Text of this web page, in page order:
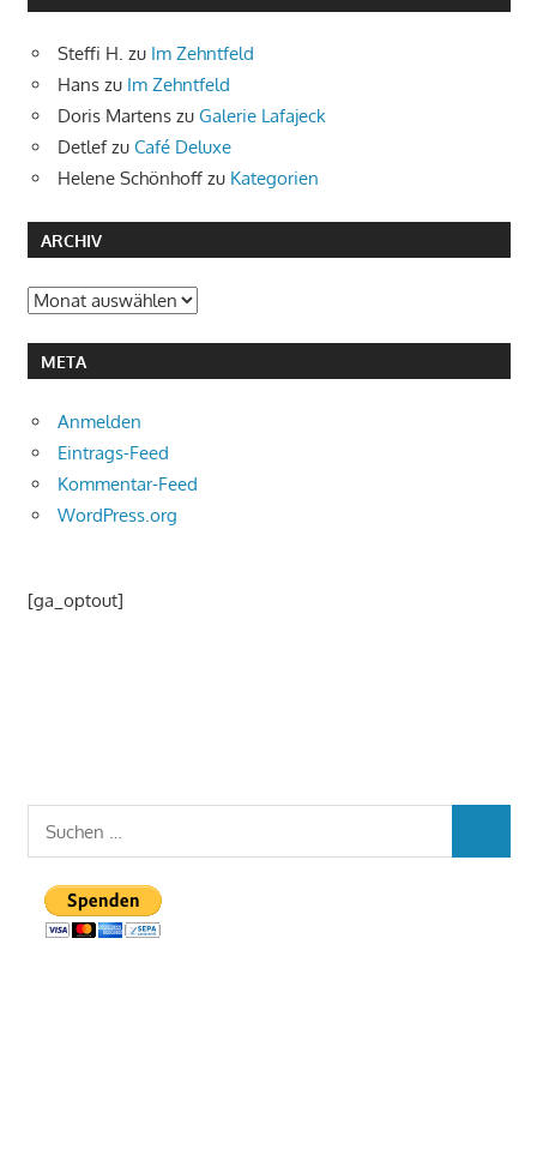
Steffi H. zu Im Zehntfeld
Hans zu Im Zehntfeld
Doris Martens zu Galerie Lafajeck
Detlefzu Café Deluxe
Helene Schönhoff zu Kategorien
ARCHIV
Archiv
META
Anmelden
Eintrags-Feed
Kommentar-Feed
WordPress.org
[ga_optout]